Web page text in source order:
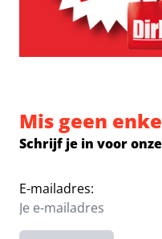
Mis geen
Schrijf je in voor
E-mailadres: